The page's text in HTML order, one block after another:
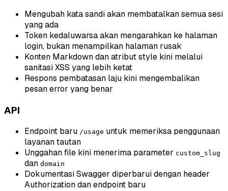
Mengubah kata sandi akan membatalkan semua sesi
yang ada
Token kedaluwarsa akan mengarahkan ke halaman
login, bukan menampilkan halaman rusak
Konten Markdown dan atribut style kini melalui
sanitasi XSS yang lebih ketat
Respons pembatasan laju kini mengembalikan
pesan error yang benar
API
Endpoint baru /usage untuk memeriksa penggunaan
layanan tautan
Unggahan file kini menerima parameter custom_slug
dan domain
Dokumentasi Swagger diperbarui dengan header
Authorization dan endpoint baru